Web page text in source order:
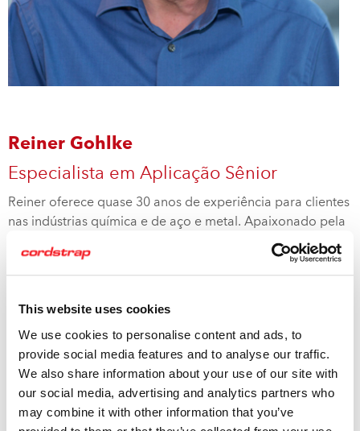
This website uses cookies
We use cookies to personalise content and ads, to
provide social media features and to analyse our traffic.
We also share information about your use of our site with
our social media, advertising and analytics partners who
may combine it with other information that you’ve
Reiner Gohlke
Especialista em Aplicação Sênior
Reiner oferece quase 30 anos de experiência para clientes
nas indústrias química e de aço e metal. Apaixonado pela
importância da contenção de carga, ele é um especialista
em Contenção de Cargas Dinâmicas e também possui
Reiner é um instrutor certificado pela DIN EN ISO/IEC
17024:2012 e conselheiro para contenção de
carregamentos no transporte marítimo, férreo e
rodoviário.